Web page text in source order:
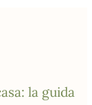
la guida